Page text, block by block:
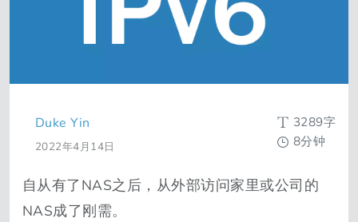
Duke Yin
2022年4月14日
3289字
8分钟
自从有了NAS之后，从外部访问家里或公司的
NAS成了刚需。